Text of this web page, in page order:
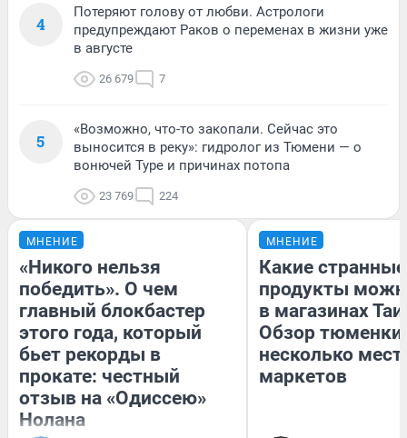
4
Потеряют голову от любви. Астрологи
предупреждают Раков о переменах в жизни уже
в августе
26 679 7
5
«Возможно, что-то закопали. Сейчас это
выносится в реку»: гидролог из Тюмени — о
вонючей Туре и причинах потопа
23 769 224
МНЕНИЕ
«Никого нельзя
победить». О чем
главный блокбастер
этого года, который
бьет рекорды в
прокате: честный
отзыв на «Одиссею»
Нолана
МНЕНИЕ
Какие странные
продукты
в магазинах
Обзор тюменки
несколько
маркетов